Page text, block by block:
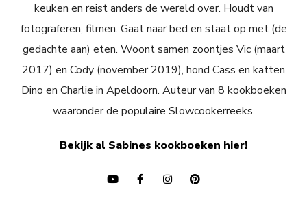
keuken en reist anders de wereld over. Houdt van
fotograferen, filmen. Gaat naar bed en staat op met (de
gedachte aan) eten. Woont samen zoontjes Vic (maart
2017) en Cody (november 2019), hond Cass en katten
Dino en Charlie in Apeldoorn. Auteur van 8 kookboeken
waaronder de populaire Slowcookerreeks.
Bekijk al Sabines kookboeken hier!